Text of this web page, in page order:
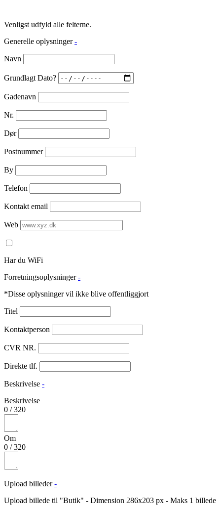
Venligst udfyld alle felterne.
Generelle oplysninger -
Navn
Grundlagt Dato?
Gadenavn
Nr.
Dør
Postnummer
By
Telefon
Kontakt email
Web
Har du WiFi
Forretningsoplysninger -
*Disse oplysninger vil ikke blive offentliggjort
Titel
Kontaktperson
CVR NR.
Direkte tlf.
Beskrivelse -
Beskrivelse
0 /320
Om
0 /320
Upload billeder -
Upload billede til "Butik" - Dimension 286x203 px - Maks 1 billede